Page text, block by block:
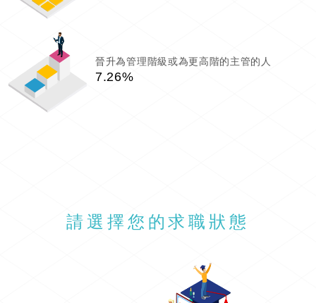
晉升為管理階級或為更高階的主管的人
7.26%
請選擇您的求職狀態